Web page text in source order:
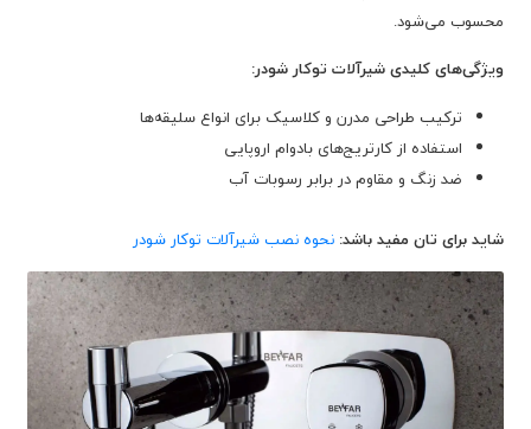
محسوب می‌شود.
ویژگی‌های کلیدی شیرآلات توکار شودر:
ترکیب طراحی مدرن و کلاسیک برای انواع سلیقه‌ها
استفاده از کارتریج‌های بادوام اروپایی
ضد زنگ و مقاوم در برابر رسوبات آب
شاید برای تان مفید باشد: نحوه نصب شیرآلات توکار شودر